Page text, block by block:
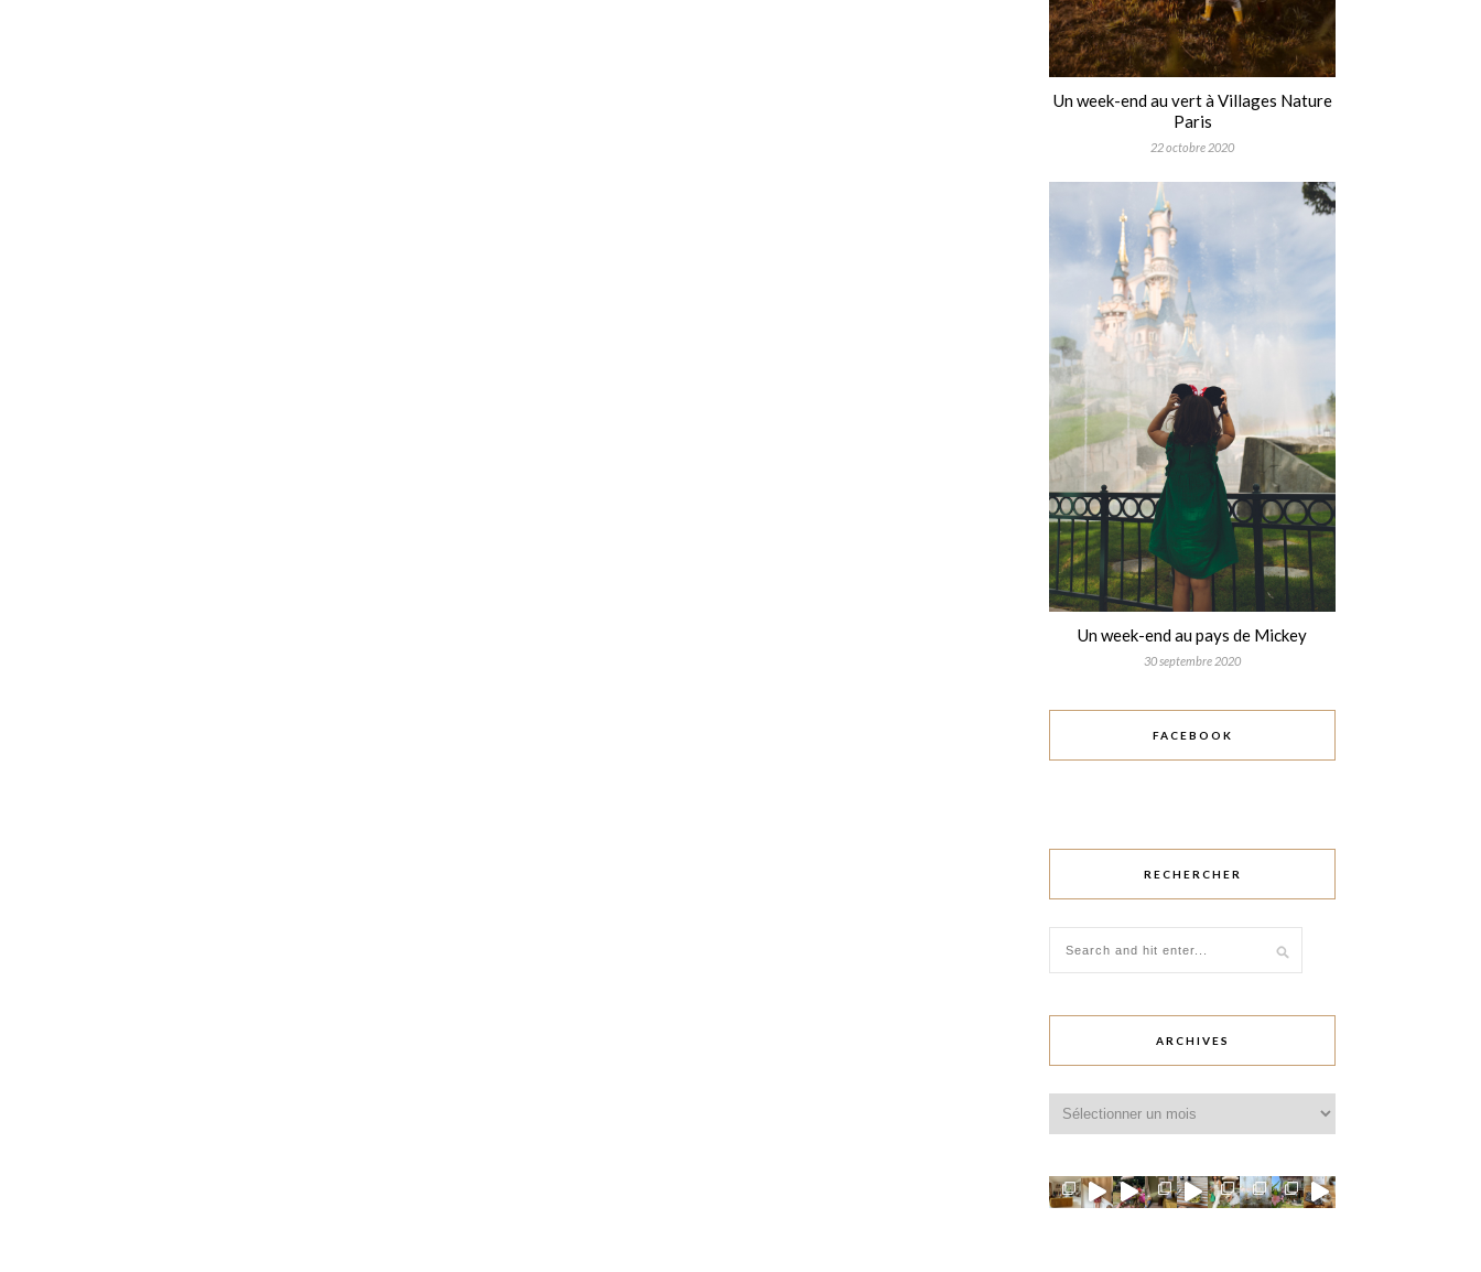
Un week-end au vert à Villages Nature
Paris
22 octobre 2020
Un week-end au pays de Mickey
30 septembre 2020
FACEBOOK
RECHERCHER
ARCHIVES